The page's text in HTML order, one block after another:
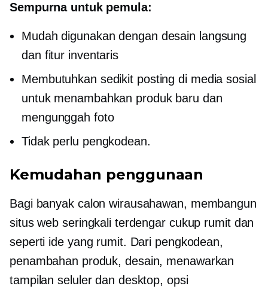
Sempurna untuk pemula:
Mudah digunakan dengan desain langsung
dan fitur inventaris
Membutuhkan sedikit posting di media sosial
untuk menambahkan produk baru dan
mengunggah foto
Tidak perlu pengkodean.
Kemudahan penggunaan
Bagi banyak calon wirausahawan, membangun
situs web seringkali terdengar cukup rumit dan
seperti ide yang rumit. Dari pengkodean,
penambahan produk, desain, menawarkan
tampilan seluler dan desktop, opsi